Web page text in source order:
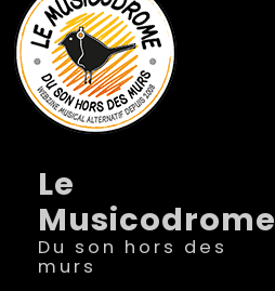
Le
Musicodrome
Du son hors des
murs